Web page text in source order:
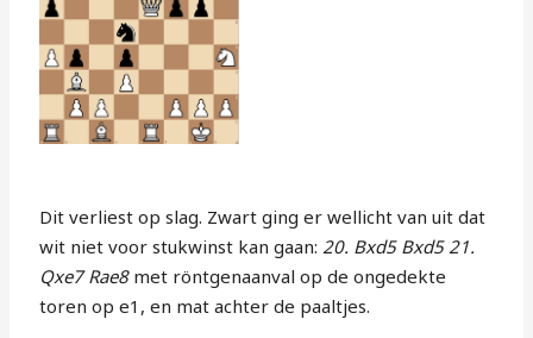
Dit verliest op slag. Zwart ging er wellicht van uit dat
wit niet voor stukwinst kan gaan: 20. Bxd5 Bxd5 21.
Qxe7 Rae8met röntgenaanval op de ongedekte
toren op e1, en mat achter de paaltjes.